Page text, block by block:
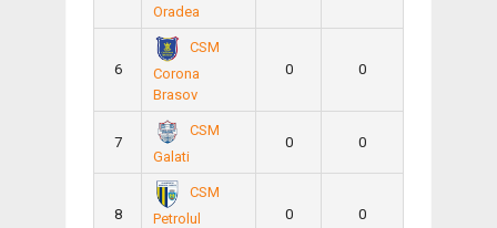
Oradea
6
CSM
Corona
Brasov
0 0
7
CSM
Galati
0 0
8
CSM
Petrolul
0 0